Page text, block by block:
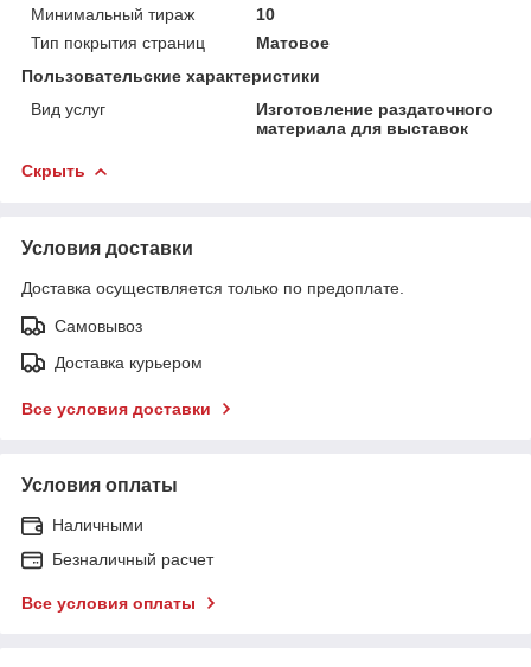
Минимальный тираж
10
Тип покрытия страниц
Матовое
Пользовательские характеристики
Вид услуг
Изготовление раздаточного
материала для выставок
Скрыть
Условия доставки
Доставка осуществляется только по предоплате.
Самовывоз
Доставка курьером
Все условия доставки
Условия оплаты
Наличными
Безналичный расчет
Все условия оплаты